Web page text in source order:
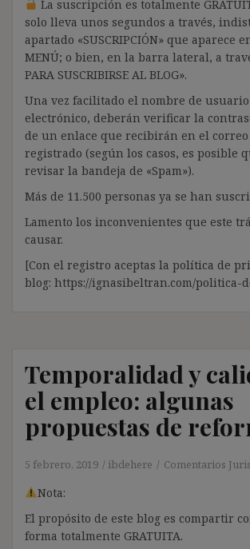
La suscripción es totalmente
solo lleva unos segundos a través,
apartado «SUSCRIPCIÓN» que aparece
MENÚ; o bien, en la barra lateral, a
PARA SUSCRIBIRSE AL BLOG».
Una vez facilitado el nombre de
electrónico, deberán verificar la
de un enlace que recibirán en el
registrado (según los casos, es posible
revisar la bandeja de «Spam»).
Más de 11.500 personas ya se han
Lamento los inconvenientes que este
causar.
[Con el registro aceptas la política de
blog: https://ignasibeltran.com/politica-
Temporalidad y
el empleo: algunas
propuestas de
5 febrero, 2019 ibdehere Comentarios
Nota:
El propósito de este blog es compartir
forma totalmente GRATUITA.